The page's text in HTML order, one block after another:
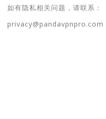
如有隐私相关问题，请联系：
privacy@pandavpnpro.com